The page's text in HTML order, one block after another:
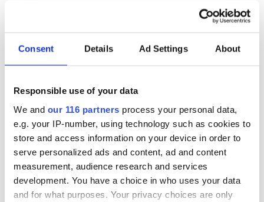
Consent Details Ad Settings About
Responsible use of your data
We and our 116 partners process your personal data,
e.g. your IP-number, using technology such as cookies to
store and access information on your device in order to
serve personalized ads and content, ad and content
measurement, audience research and services
development. You have a choice in who uses your data
and for what purposes. Your privacy choices are only
Den fackliga centralorganisationen TCO hittar
ledarskapsbyrå.
Arbetarrörelser Arbetsmarknad
2026-06-23, 07:29
Två pa-chefer lämnar sina byråer
Mitt under brinnande Almedalsveckan avgår pa-
chefer för två av landets ledande byråer.
Arbetarrörelser Pr